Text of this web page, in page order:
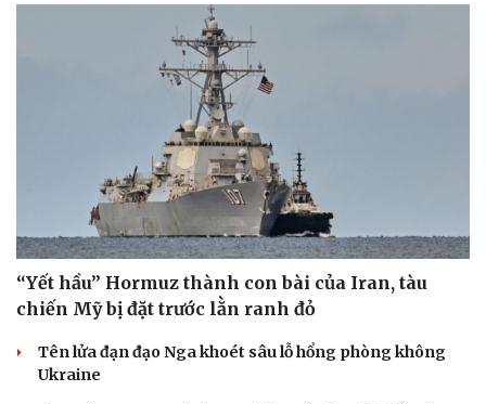
“Yết hầu” Hormuz thành con bài của Iran, tàu
chiến Mỹ bị đặt trước lằn ranh đỏ
Tên lửa đạn đạo Nga khoét sâu lỗ hổng phòng không
Ukraine